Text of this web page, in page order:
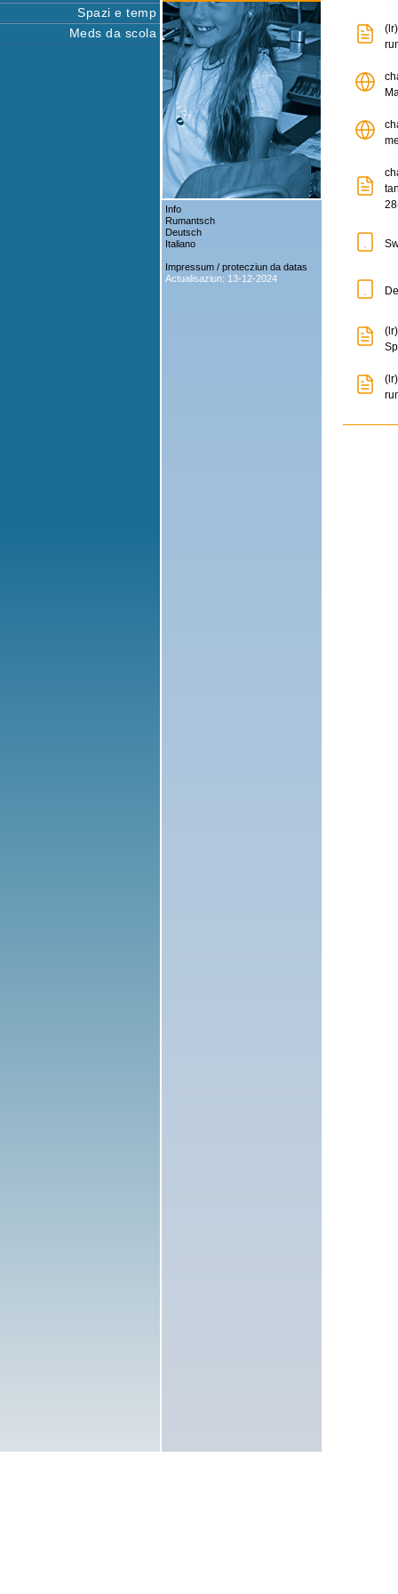
Spazi e temp
Meds da scola
Info
Rumantsch
Deutsch
Italiano
Impressum / protecziun da datas
Actualisaziun: 13-12-2024